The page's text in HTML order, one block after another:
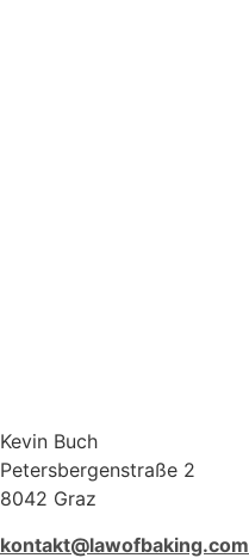
Kevin Buch
Petersbergenstraße 2
8042 Graz
kontakt@lawofbaking.com